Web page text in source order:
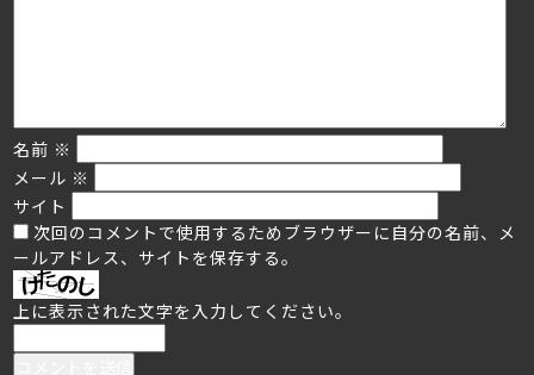
名前 ※
メール ※
サイト
次回のコメントで使用するためブラウザーに自分の名前、メ
ールアドレス、サイトを保存する。
上に表示された文字を入力してください。